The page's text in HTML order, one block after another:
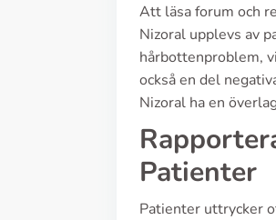
Att läsa forum och
Nizoral upplevs av
hårbottenproblem,
också en del
Nizoral ha en
Patienter
Patienter uttrycker